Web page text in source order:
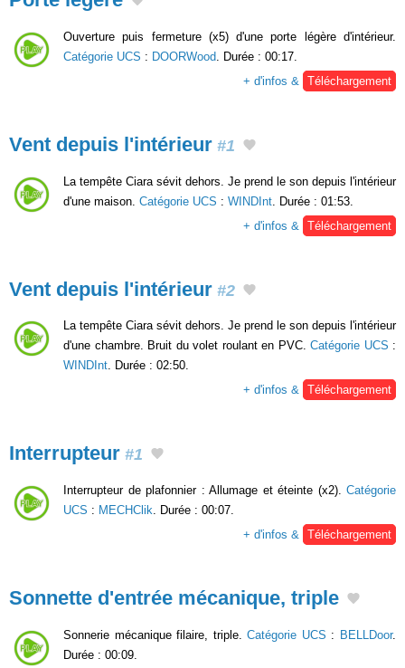
Ouverture puis fermeture (x5) d'une porte légère d'intérieur.
Catégorie UCS : DOORWood. Durée : 00:17.
+ d'infos & Téléchargement
Vent depuis l'intérieur #1
La tempête Ciara sévit dehors. Je prend le son depuis l'intérieur
d'une maison. Catégorie UCS : WINDInt . Durée : 01:53.
+ d'infos &
Téléchargement
Vent depuis l'intérieur #2
La tempête Ciara sévit dehors. Je prend le son depuis l'intérieur
d'une chambre. Bruit du volet roulant en PVC. Catégorie UCS :
WINDInt. Durée : 02:50.
+ d'infos & Téléchargement
Interrupteur #1
Interrupteur de plafonnier : Allumage et éteinte (x2). Catégorie
UCS : MECHClik. Durée : 00:07.
+ d'infos & Téléchargement
Sonnette d'entrée mécanique, triple
Sonnerie mécanique filaire, triple.Catégorie UCS : BELLDoor.
Durée : 00:09.